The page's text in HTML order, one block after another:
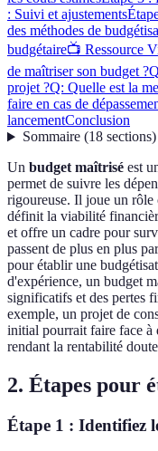
: Suivi et ajustements
des méthodes de
budgétaire📺 Ressource
de maîtriser son budget ?
projet ?Q: Quelle est la
faire en cas de
lancementConclusion
Sommaire(18 sections)
Un budget maîtrisé est
permet de suivre les
rigoureuse. Il joue un
définit la viabilité
et offre un cadre pour
passent de plus en plus
pour établir une
d'expérience, un budget
significatifs et des pertes
exemple, un projet de
initial pourrait faire face à
rendant la rentabilité
2. Étapes pour
Étape 1 : Identifiez